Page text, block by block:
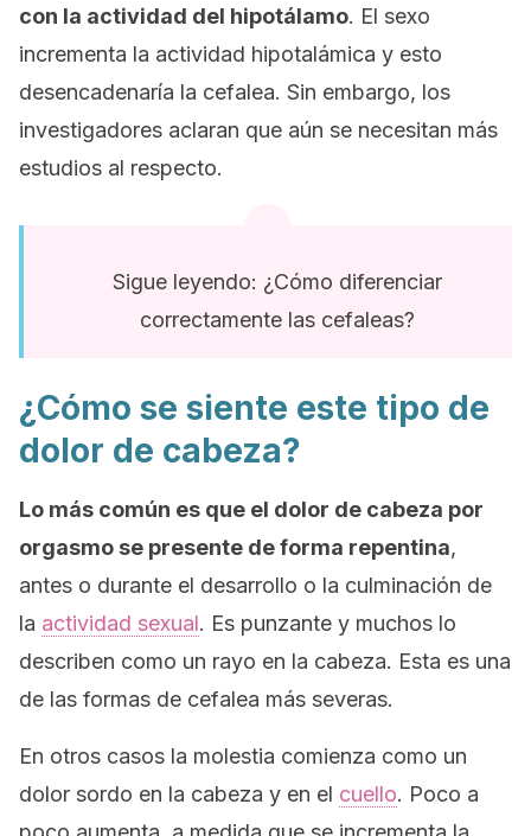
con la actividad del hipotálamo. El sexo
incrementa la actividad hipotalámica y esto
desencadenaría la cefalea. Sin embargo, los
investigadores aclaran que aún se necesitan más
estudios al respecto.
Sigue leyendo: ¿Cómo diferenciar
correctamente las cefaleas?
¿Cómo se siente este tipo de
dolor de cabeza?
Lo más común es que el dolor de cabeza por
orgasmo se presente de forma repentina,
antes o durante el desarrollo o la culminación de
la actividad sexual. Es punzante y muchos lo
describen como un rayo en la cabeza. Esta es una
de las formas de cefalea más severas.
En otros casos la molestia comienza como un
dolor sordo en la cabeza y en el cuello. Poco a